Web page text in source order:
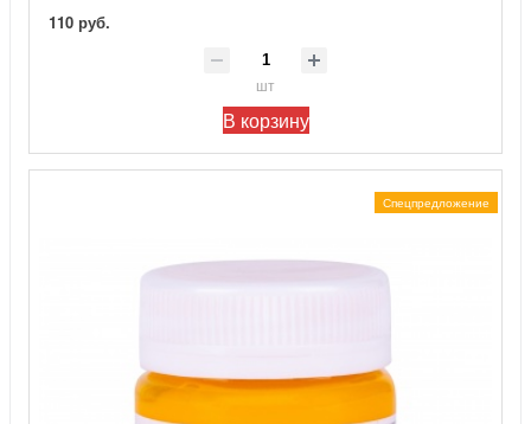
110 руб.
шт
В корзину
Спецпредложение